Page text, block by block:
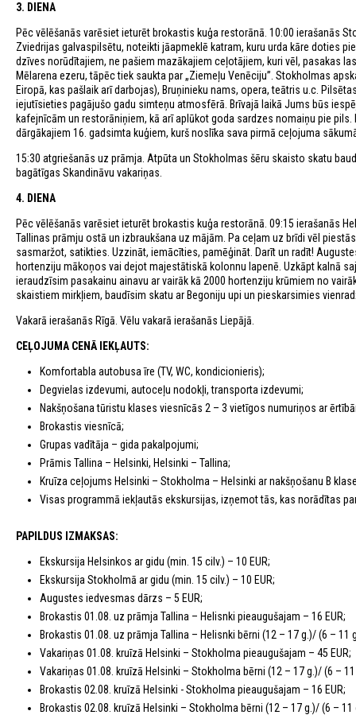
3. DIENA
Pēc vēlēšanās varēsiet ieturēt brokastis kuģa restorānā. 10:00 ierašanās
Zviedrijas galvaspilsētu, noteikti jāapmeklē katram, kuru urda kāre doties
dzīves norūdītajiem, ne pašiem mazākajiem ceļotājiem, kuri vēl, pasakas
Mēlarena ezeru, tāpēc tiek saukta par „Ziemeļu Venēciju”. Stokholmas
Eiropā, kas pašlaik arī darbojas), Bruņinieku nams, opera, teātris u.c.
iejutīsieties pagājušo gadu simteņu atmosfērā. Brīvajā laikā Jums būs
kafejnīcām un restorāniņiem, kā arī aplūkot goda sardzes nomaiņu pie
dārgākajiem 16. gadsimta kuģiem, kurš noslīka sava pirmā ceļojuma
15:30 atgriešanās uz prāmja. Atpūta un Stokholmas šēru skaisto skatu
bagātīgas Skandināvu vakariņas.
4. DIENA
Pēc vēlēšanās varēsiet ieturēt brokastis kuģa restorānā. 09:15 ierašanās
Tallinas prāmju ostā un izbraukšana uz mājām. Pa ceļam uz brīdi vēl
sasmaržot, satikties. Uzzināt, iemācīties, pamēģināt. Darīt un radīt!
hortenziju mākoņos vai dejot majestātiskā kolonnu lapenē. Uzkāpt kalnā
ieraudzīsim pasakainu ainavu ar vairāk kā 2000 hortenziju krūmiem no
skaistiem mirkļiem, baudīsim skatu ar Begoniju upi un pieskarsimies
Vakarā ierašanās Rīgā. Vēlu vakarā ierašanās Liepājā.
CEĻOJUMA CENĀ IEKĻAUTS:
Komfortabla autobusa īre (TV, WC, kondicionieris);
Degvielas izdevumi, autoceļu nodokļi, transporta izdevumi;
Nakšņošana tūristu klases viesnīcās 2 – 3 vietīgos numuriņos ar
Brokastis viesnīcā;
Grupas vadītāja – gida pakalpojumi;
Prāmis Tallina – Helsinki, Helsinki – Tallina;
Kruīza ceļojums Helsinki – Stokholma – Helsinki ar nakšņošanu B
Visas programmā iekļautās ekskursijas, izņemot tās, kas norādītas
PAPILDUS IZMAKSAS:
Ekskursija Helsinkos ar gidu (min. 15 cilv.) – 10 EUR;
Ekskursija Stokholmā ar gidu (min. 15 cilv.) – 10 EUR;
Augustes iedvesmas dārzs – 5 EUR;
Brokastis 01.08. uz prāmja Tallina – Helisnki pieaugušajam – 16 EUR;
Brokastis 01.08. uz prāmja Tallina – Helisnki bērni (12 – 17 g.)/ (6 – 11
Vakariņas 01.08. kruīzā Helsinki – Stokholma pieaugušajam – 45 EUR;
Vakariņas 01.08. kruīzā Helsinki – Stokholma bērni (12 – 17 g.)/ (6 – 11
Brokastis 02.08. kruīzā Helsinki - Stokholma pieaugušajam – 16 EUR;
Brokastis 02.08. kruīzā Helsinki – Stokholma bērni (12 – 17 g.)/ (6 – 11